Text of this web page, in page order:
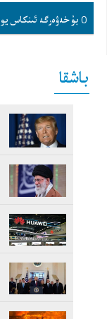
0 بۇ خەۋەرگە ئىنكاس يوق
باشقا